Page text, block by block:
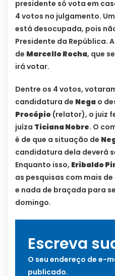
presidente só vota em
4 votos no julgamento.
está desocupada, pois
Presidente da República.
de Marcello Rocha, que
irá votar.
Dentre os 4 votos,
candidatura de Nega o
Procópio (relator), o juiz
juíza Ticiana Nobre. O
é de que a situação de
candidatura dela deverá
Enquanto isso, Eribaldo
as pesquisas com mais
e nada de braçada para
domingo.
Escreva
O seu endereço de e-
publicado.